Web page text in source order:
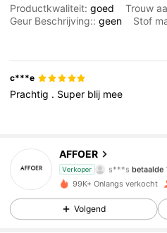
Productkwaliteit:goed Trouw
Geur Beschrijving::geen Stof
c***e
Prachtig . Super blij mee
AFFOER
Verkoper
4.67
3***9 gevolgd
4.67 4.7K
99K+ Onlangs verkocht
Volgend